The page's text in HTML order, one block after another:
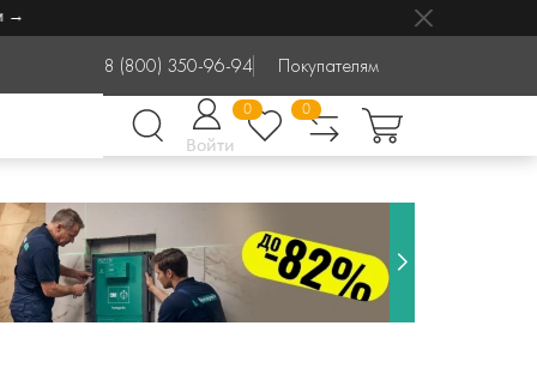
8 (800) 350-96-94 Покупателям
Войти
0 0